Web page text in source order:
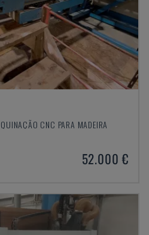
CNC PARA MADEIRA
52.000 €